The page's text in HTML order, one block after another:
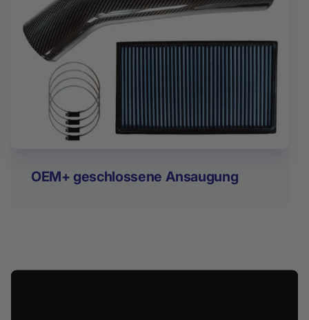
OEM+ geschlossene Ansaugung